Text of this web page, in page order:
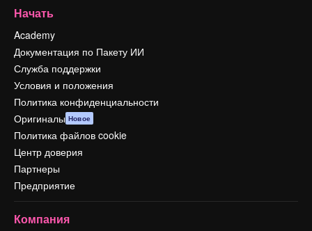
Начать
Academy
Документация по Пакету ИИ
Служба поддержки
Условия и положения
Политика конфиденциальности
Оригиналы Новое
Политика файлов cookie
Центр доверия
Партнеры
Предприятие
Компания